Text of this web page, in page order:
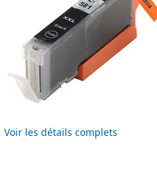
Voir les détails complets